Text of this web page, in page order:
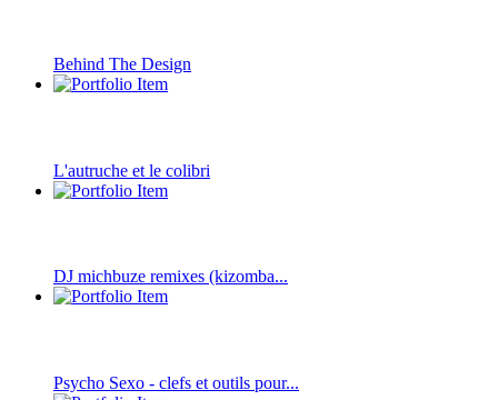
Behind The Design
L'autruche et le colibri
DJ michbuze remixes (kizomba...
Psycho Sexo - clefs et outils pour...